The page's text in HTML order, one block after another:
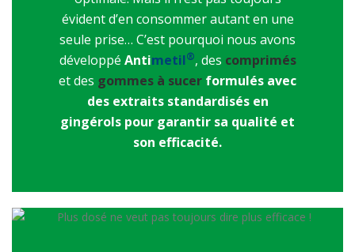
évident d’en consommer autant en une
seule prise… C’est pourquoi nous avons
développé Antimetil®, des comprimés
et des gommes à sucer formulés avec
des extraits standardisés en
gingérols pour garantir sa qualité et
son efficacité.